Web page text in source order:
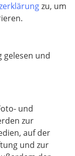
zu, um
gelesen und
und
zur
auf der
und zur